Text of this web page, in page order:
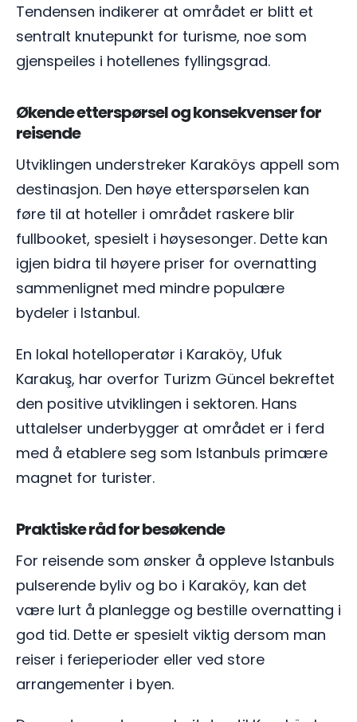
Tendensen indikerer at området er blitt et
sentralt knutepunkt for turisme, noe som
gjenspeiles i hotellenes fyllingsgrad.
Økende etterspørsel og konsekvenser for
reisende
Utviklingen understreker Karaköys appell som
destinasjon. Den høye etterspørselen kan
føre til at hoteller i området raskere blir
fullbooket, spesielt i høysesonger. Dette kan
igjen bidra til høyere priser for overnatting
sammenlignet med mindre populære
bydeler i Istanbul.
En lokal hotelloperatør i Karaköy, Ufuk
Karakuş, har overfor Turizm Güncel bekreftet
den positive utviklingen i sektoren. Hans
uttalelser underbygger at området er i ferd
med å etablere seg som Istanbuls primære
magnet for turister.
Praktiske råd for besøkende
For reisende som ønsker å oppleve Istanbuls
pulserende byliv og bo i Karaköy, kan det
være lurt å planlegge og bestille overnatting i
god tid. Dette er spesielt viktig dersom man
reiser i ferieperioder eller ved store
arrangementer i byen.